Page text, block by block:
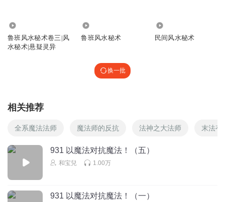
鲁班风水秘术卷三|风
水秘术|悬疑灵异
鲁班风水秘术 民间风水秘术
换一批
相关推荐
全系魔法法师 魔法师的反抗 法神之大法师 末法有
931 以魔法对抗魔法！（五）
和宝兒 1.00万
931 以魔法对抗魔法！（一）